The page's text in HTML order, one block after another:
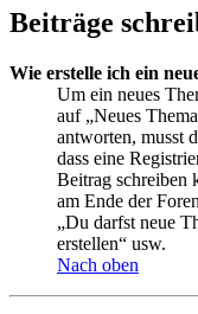
Beiträge
Wie erstelle ich ein
Um ein neues
auf „Neues
antworten, musst
dass eine
Beitrag schreiben
am Ende der
„Du darfst neue
erstellen“ usw.
Nach oben